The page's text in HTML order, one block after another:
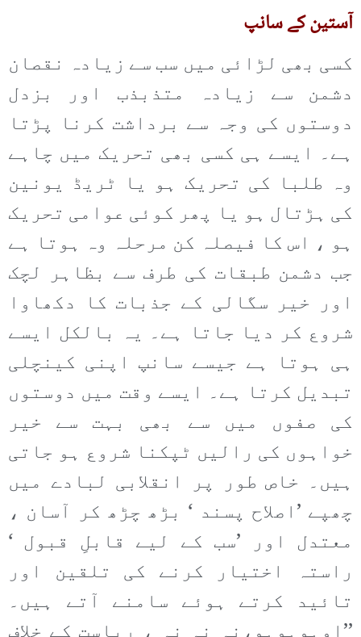
آستین کے سانپ
کسی بھی لڑائی میں سب سے زیادہ نقصان
دشمن سے زیادہ متذبذب اور بزدل
دوستوں کی وجہ سے برداشت کرنا پڑتا
ہے۔ ایسے ہی کسی بھی تحریک میں چاہے
وہ طلبا کی تحریک ہو یا ٹریڈ یونین
کی ہڑتال ہو یا پھر کوئی عوامی تحریک
ہو ، اس کا فیصلہ کن مرحلہ وہ ہوتا ہے
جب دشمن طبقات کی طرف سے بظاہر لچک
اور خیر سگالی کے جذبات کا دکھاوا
شروع کر دیا جاتا ہے۔ یہ بالکل ایسے
ہی ہوتا ہے جیسے سانپ اپنی کینچلی
تبدیل کرتا ہے۔ ایسے وقت میں دوستوں
کی صفوں میں سے بھی بہت سے خیر
خواہوں کی رالیں ٹپکنا شروع ہو جاتی
ہیں۔ خاص طور پر انقلابی لبادے میں
چھپے ’اصلاح پسند ‘ بڑھ چڑھ کر آسان ،
معتدل اور ’سب کے لیے قابلِ قبول ‘
راستہ اختیار کرنے کی تلقین اور
تائید کرتے ہوئے سامنے آتے ہیں۔